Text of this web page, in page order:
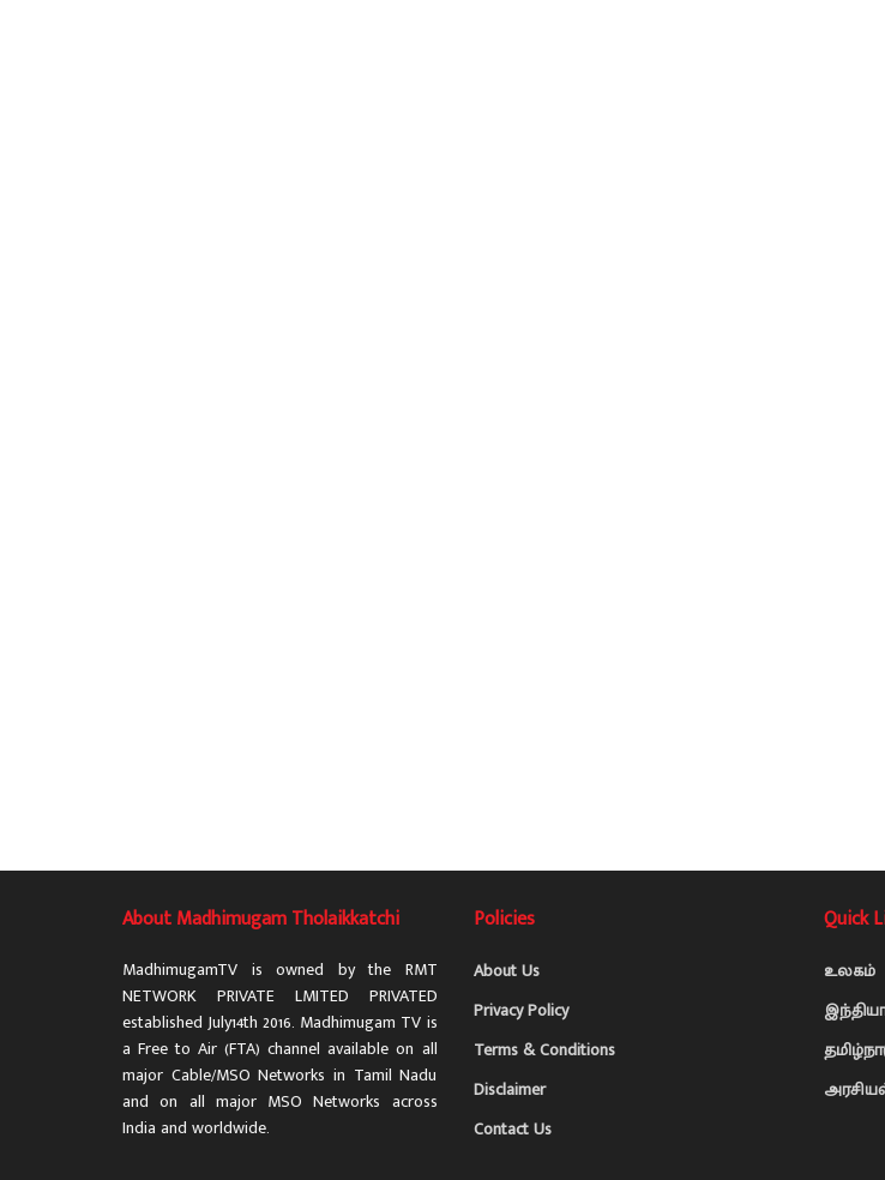
About Madhimugam Tholaikkatchi
MadhimugamTV is owned by the RMT
NETWORK PRIVATE LMITED PRIVATED
established July14th 2016. Madhimugam TV is
a Free to Air (FTA) channel available on all
major Cable/MSO Networks in Tamil Nadu
and on all major MSO Networks across
India and worldwide.
Policies
About Us
Privacy Policy
Terms & Conditions
Disclaimer
Contact Us
Quick
உலகம்